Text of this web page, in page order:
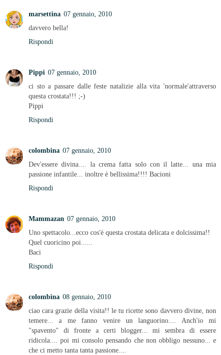
marsettina 07 gennaio, 2010
davvero bella!
Rispondi
Pippi 07 gennaio, 2010
ci sto a passare dalle feste natalizie alla vita 'normale'attraverso
questa crostata!!! ;-)
Pippi
Rispondi
colombina 07 gennaio, 2010
Dev'essere divina.... la crema fatta solo con il latte... una mia
passione infantile... inoltre è bellissima!!!! Bacioni
Rispondi
Mammazan 07 gennaio, 2010
Uno spettacolo...ecco cos'è questa crostata delicata e dolcissima!!
Quel cuoricino poi......
Baci
Rispondi
colombina 08 gennaio, 2010
ciao cara grazie della visita!! le tu ricette sono davvero divine, non
temere... a me fanno venire un languorino.... Anch'io mi
"spavento" di fronte a certi blogger... mi sembra di essere
ridicola.... poi mi consolo pensando che non obbligo nessuno... e
che ci metto tanta tanta passione....